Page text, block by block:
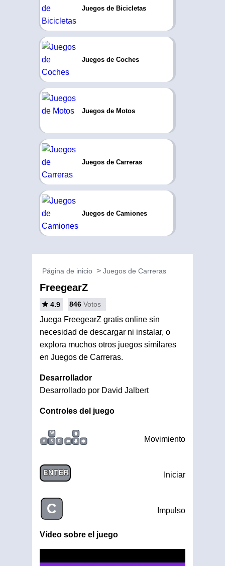
Juegos de Bicicletas
Juegos de Coches
Juegos de Motos
Juegos de Carreras
Juegos de Camiones
Página de inicio Juegos de Carreras
FreegearZ
4.9 846 Votos
Juega FreegearZ gratis online sin
necesidad de descargar ni instalar, o
explora muchos otros juegos similares
en Juegos de Carreras.
Desarrollador
Desarrollado por David Jalbert
Controles del juego
W
A
S D Movimiento
ENTER Iniciar
C Impulso
Vídeo sobre el juego